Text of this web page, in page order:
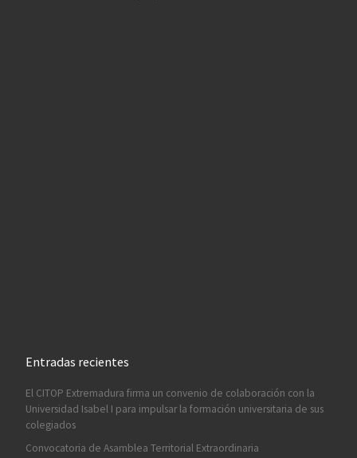
Entradas recientes
El CITOP Extremadura firma un convenio de colaboración con la
Universidad Isabel I para impulsar la formación universitaria de sus
colegiados
Convocatoria de Asamblea Territorial Extraordinaria